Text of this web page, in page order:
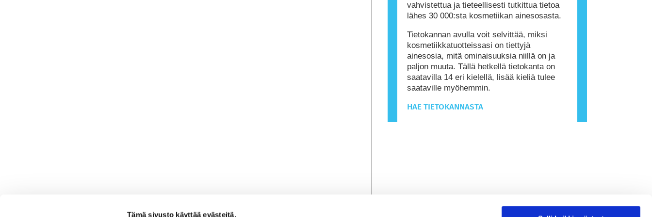
Tämä sivusto käyttää evästeitä.
vahvistettua ja tieteellisesti tutkittua tietoa
lähes 30 000:sta kosmetiikan ainesosasta.
Tietokannan avulla voit selvittää, miksi
kosmetiikkatuotteissasi on tiettyjä
ainesosia, mitä ominaisuuksia niillä on ja
paljon muuta. Tällä hetkellä tietokanta on
saatavilla 14 eri kielellä, lisää kieliä tulee
saataville myöhemmin.
HAE TIETOKANNASTA